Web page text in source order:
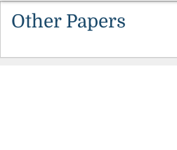
Other Papers